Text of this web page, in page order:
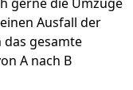
Ausfall der
gesamte
A nach B